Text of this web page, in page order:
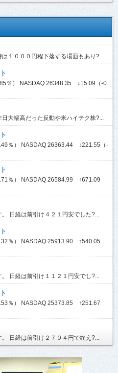
１０００円程下落する場面もあり?...
） NASDAQ 26348.35 ↓15.09（-0.
大幅高だった反動や米ハイテク株?...
％） NASDAQ 26363.44 ↓221.55（-
％） NASDAQ 26584.99 ↑671.09
日経は前引け４２１円安でした?...
％） NASDAQ 25913.90 ↑540.05
日経は前引け１１２１円安でし?...
％） NASDAQ 25373.85 ↑251.67
日経は前引け２７０４円で終え?...